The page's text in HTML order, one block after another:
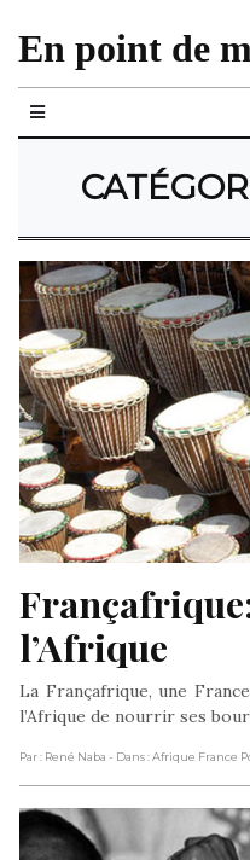
En point de
l’Afrique
La Françafrique, une
l’Afrique de nourrir ses
Par : René Naba - Dans : Afrique France